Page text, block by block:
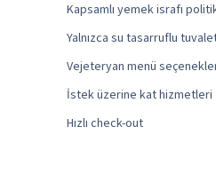
Kapsamlı yemek israfı
Yalnızca su tasarruflu
Vejeteryan menü
İstek üzerine kat hizmetleri
Hızlı check-out